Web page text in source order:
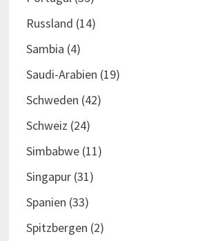
Russland (14)
Sambia (4)
Saudi-Arabien (19)
Schweden (42)
Schweiz (24)
Simbabwe(11)
Singapur(31)
Spanien (33)
Spitzbergen (2)